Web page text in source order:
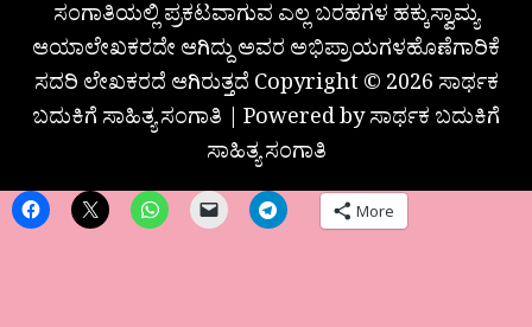
ಸಂಗಾತಿಯಲ್ಲಿ ಪ್ರಕಟವಾಗುವ ಎಲ್ಲ ಬರಹಗಳ ಹಕ್ಕುಸ್ವಾಮ್ಯ
ಆಯಾಲೇಖಕರದೇ ಆಗಿದ್ದು ಅವರ ಅಭಿಪ್ರಾಯಗಳಹೊಣೆಗಾರಿಕೆ
ಸದರಿ ಲೇಖಕರದೆ ಆಗಿರುತ್ತದೆ Copyright © 2026 ಸಾರ್ಥಕ
ಬದುಕಿಗೆ ಸಾಹಿತ್ಯ ಸಂಗಾತಿ | Powered by ಸಾರ್ಥಕ ಬದುಕಿಗೆ
ಸಾಹಿತ್ಯ ಸಂಗಾತಿ
More